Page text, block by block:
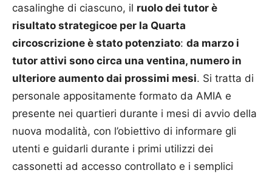
casalinghe di ciascuno, il ruolo dei tutor è
risultato strategicoe per la Quarta
circoscrizione è stato potenziato: da marzo i
tutor attivi sono circa una ventina, numero in
ulteriore aumento dai prossimi mesi. Si tratta di
personale appositamente formato da AMIA e
presente nei quartieri durante i mesi di avvio della
nuova modalità, con l’obiettivo di informare gli
utenti e guidarli durante i primi utilizzi dei
cassonetti ad accesso controllato e i semplici